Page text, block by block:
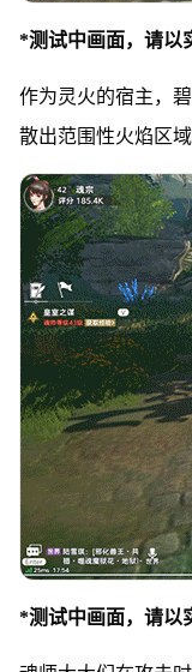
*测试中画面，请以
作为灵火的宿主，
散出范围性火焰区
*测试中画面，请以